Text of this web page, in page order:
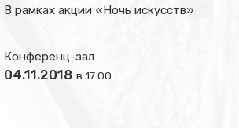
В рамках акции «Ночь искусств»
Конференц-зал
04.11.2018 в 17:00